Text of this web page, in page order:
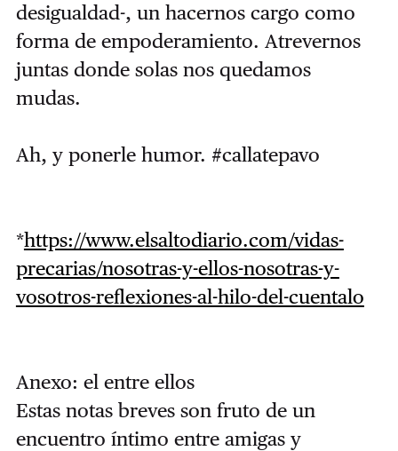
desigualdad-, un hacernos cargo como
forma de empoderamiento. Atrevernos
juntas donde solas nos quedamos
mudas.
Ah, y ponerle humor. #callatepavo
*https://www.elsaltodiario.com/vidas-
precarias/nosotras-y-ellos-nosotras-y-
vosotros-reflexiones-al-hilo-del-cuentalo
Anexo: el entre ellos
Estas notas breves son fruto de un
encuentro íntimo entre amigas y